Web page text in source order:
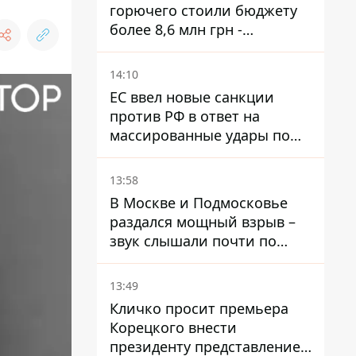
горючего стоили бюджету
более 8,6 млн грн -
предприятие возместило
убытки
14:10
ЕС ввел новые санкции
против РФ в ответ на
массированные удары по
Украине - Каллас раскрыла
детали
13:58
В Москве и Подмосковье
раздался мощный взрыв –
звук слышали почти по
всей области
13:49
Кличко просит премьера
Корецкого внести
президенту представление